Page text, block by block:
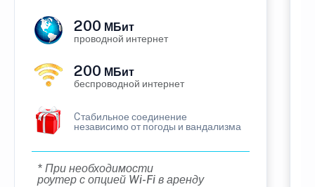
200 МБит
проводной интернет
200 МБит
беспроводной интернет
Cтабильное соединение
независимо от погоды и вандализма
* При необходимости
роутер с опцией Wi-Fi в аренду